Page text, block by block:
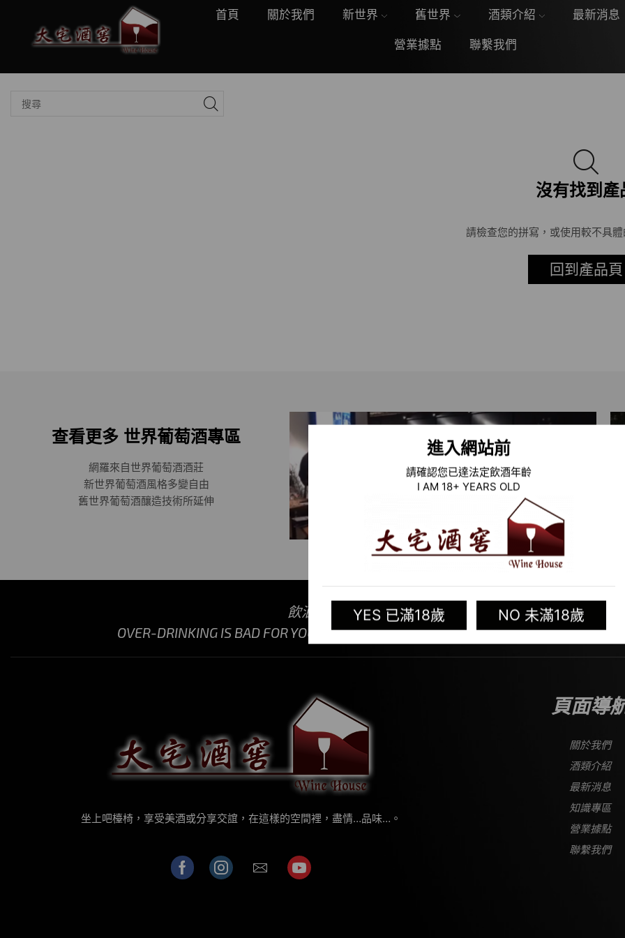
進入網站前
請確認您已達法定飲酒年齡
I AM 18+ YEARS OLD
YES 已滿18歲 NO 未滿18歲
首頁 關於我們 新世界 舊世界 酒類介紹 最新消息
營業據點 聯繫我們
沒有找到產
請檢查您的拼寫，或使用較不具
回到產品頁
查看更多 世界葡萄酒專區
網羅來自世界葡萄酒酒莊
新世界葡萄酒風格多變自由
舊世界葡萄酒釀造技術所延伸
飲酒過量，有礙健康｜喝酒請勿開車｜未滿十八歲禁
OVER-DRINKING IS BAD FOR YOUR HEALTH｜DON’T DRINK AND DRIVE｜PLEASE
坐上吧檯椅，享受美酒或分享交誼，在這樣的空間裡，盡情…品味…。
頁面導
關於我們
酒類介紹
最新消息
知識專區
營業據點
聯繫我們